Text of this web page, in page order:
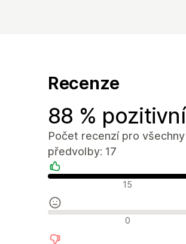
Recenze
88 % pozitivní
Počet recenzí pro všechny
předvolby: 17
Pozitivní recenze15
Neutrální recenze0